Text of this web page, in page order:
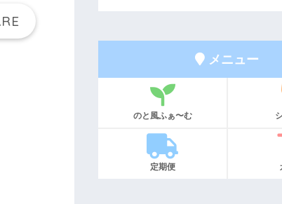
メニュー
のと風ふぁ〜む
定期便